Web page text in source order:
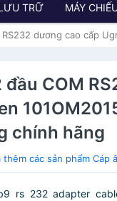
TRỮ MÁY
dương cao cấp
đầu COM
chính hãng
thêm các sản phẩm Cáp
rs 232 adapter